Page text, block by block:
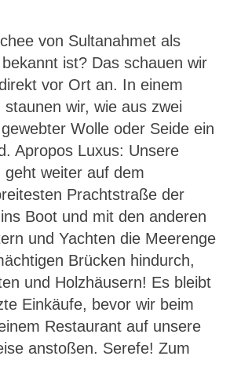
von Sultanahmet als
ist? Das schauen wir
vor Ort an. In einem
staunen wir, wie aus zwei
Wolle oder Seide ein
Apropos Luxus: Unsere
geht weiter auf dem
Prachtstraße der
Boot und mit den anderen
und Yachten die Meerenge
Brücken hindurch,
und Holzhäusern! Es bleibt
Einkäufe, bevor wir beim
Restaurant auf unsere
anstoßen. Serefe! Zum